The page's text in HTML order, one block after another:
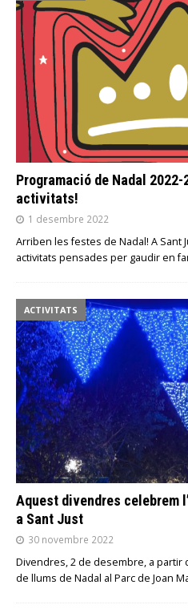
Programació de Nadal
activitats!
1 desembre 2022
Arriben les festes de Nadal! A Sant
activitats pensades per gaudir en
ACTIVITATS
Aquest divendres celebrem
a Sant Just
30 novembre 2022
Divendres, 2 de desembre, a partir
de llums de Nadal al Parc de Joan